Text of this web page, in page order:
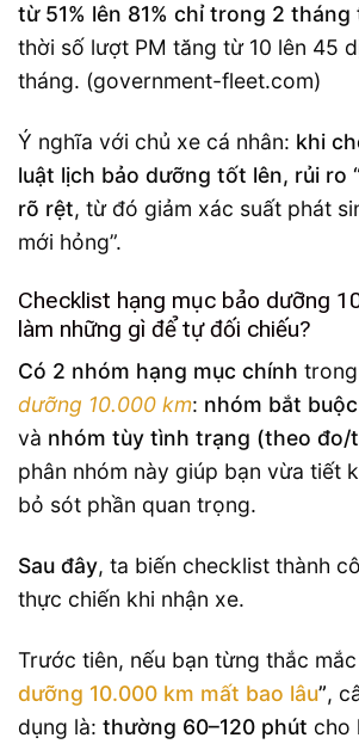
từ 51% lên 81% chỉ trong 2 tháng
thời số lượt PM tăng từ 10 lên 45
tháng. (government-fleet.com)
Ý nghĩa với chủ xe cá nhân: khi
luật lịch bảo dưỡng tốt lên, rủi ro
rõ rệt, từ đó giảm xác suất phát
mới hỏng”.
Checklist hạng mục bảo dưỡng
làm những gì để tự đối chiếu?
Có 2 nhóm hạng mục chính trong
dưỡng 10.000 km: nhóm bắt
và nhóm tùy tình trạng (theo đo/
phân nhóm này giúp bạn vừa tiết
bỏ sót phần quan trọng.
Sau đây, ta biến checklist thành
thực chiến khi nhận xe.
Trước tiên, nếu bạn từng thắc mắc
dưỡng 10.000 km mất bao lâu”,
dụng là: thường 60–120 phút cho